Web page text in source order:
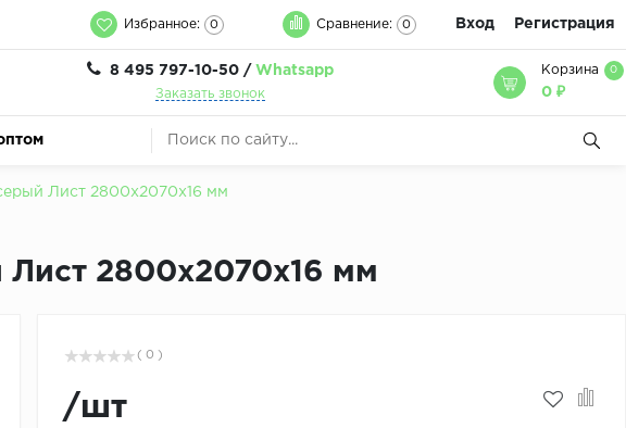
Избранное: 0 Сравнение: 0 Вход Регистрация
8 495 797-10-50 / Whatsapp
Заказать звонок
Корзина 0
0 ₽
Лист 2800x2070х16 мм
2800x2070х16 мм
( 0 )
/шт